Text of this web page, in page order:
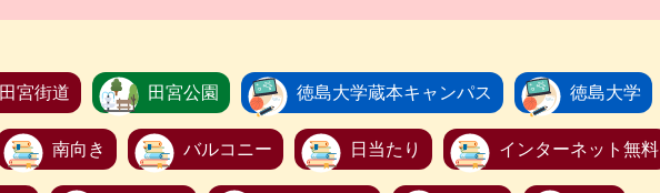
田宮街道 田宮公園 徳島大学蔵本キャンパス 徳島大学
南向き バルコニー 日当たり インターネット無料